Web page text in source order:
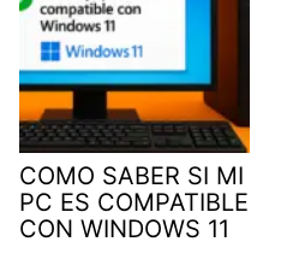
COMO SABER SI MI
PC ES COMPATIBLE
CON WINDOWS 11